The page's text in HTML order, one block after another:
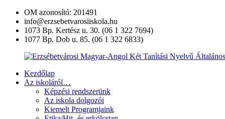
Ugrás
tartalomra
OM azonosító: 201491
info@erzsebetvarosiiskola.hu
1073 Bp. Kertész u. 30. (06 1 322 7694)
1077 Bp. Dob u. 85. (06 1 322 6833)
Erzsébetvárosi
Kezdőlap
Az iskoláról…
Képzési rendszerünk
Az iskola dolgozói
Kiemelt Programjaink